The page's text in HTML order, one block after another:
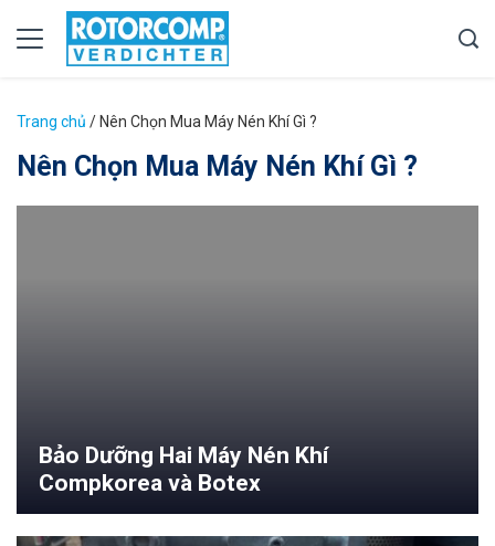
Trang chủ / Nên Chọn Mua Máy Nén Khí Gì ?
Nên Chọn Mua Máy Nén Khí Gì ?
Bảo Dưỡng Hai Máy Nén Khí
Compkorea và Botex